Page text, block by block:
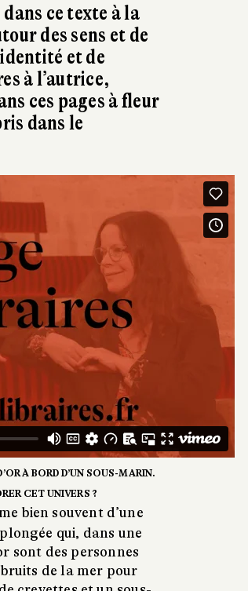
ce texte à la
des sens et de
et de
à l’autrice,
ces pages à fleur
dans le
À BORD D’UN SOUS-MARIN.
CET UNIVERS ?
bien souvent d’une
qui, dans une
sont des personnes
de la mer pour